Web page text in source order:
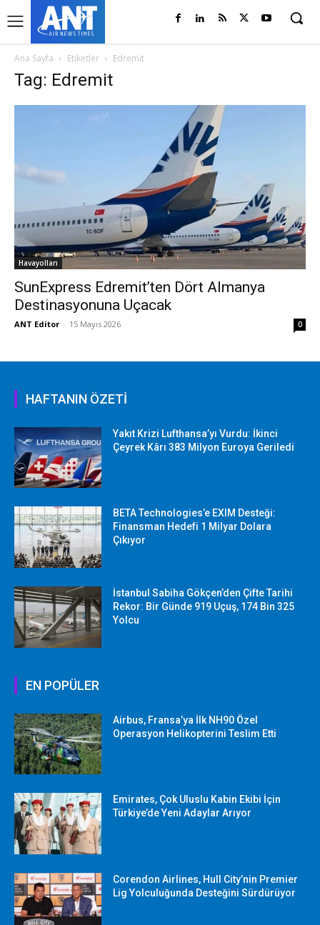
Ana Sayfa Etiketler Edremit
Tag: Edremit
Havayolları
SunExpress Edremit’ten Dört Almanya
Destinasyonuna Uçacak
ANT Editor - 15 Mayıs 2026 0
HAFTANIN ÖZETİ
Yakıt Krizi Lufthansa’yı Vurdu: İkinci
Çeyrek Kârı 383 Milyon Euroya Geriledi
BETA Technologies’e EXIM Desteği:
Finansman Hedefi 1 Milyar Dolara
Çıkıyor
İstanbul Sabiha Gökçen’den Çifte Tarihi
Rekor: Bir Günde 919 Uçuş, 174 Bin 325
Yolcu
EN POPÜLER
Airbus, Fransa’ya İlk NH90 Özel
Operasyon Helikopterini Teslim Etti
Emirates, Çok Uluslu Kabin Ekibi İçin
Türkiye’de Yeni Adaylar Arıyor
Corendon Airlines, Hull City’nin Premier
Lig Yolculuğunda Desteğini Sürdürüyor